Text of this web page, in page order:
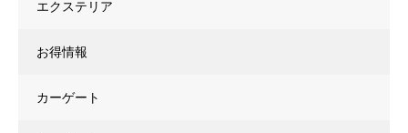
エクステリア
お得情報
カーゲート